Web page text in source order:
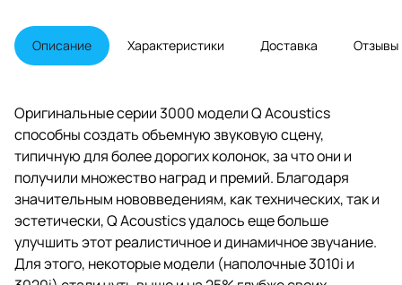
соединяет все инновационные
разработки Concept 500 от
компании, чтобы значительно
качественное обновление для
вашей Hi-Fi системы, либо
компактную полочную акустику
использования в ограниченном
пространстве.
Описание Характеристики Доставка Отзывы
Оригинальные серии 3000 модели Q Acoustics
способны создать объемную звуковую сцену,
типичную для более дорогих колонок, за что они и
получили множество наград и премий. Благодаря
значительным нововведениям, как технических, так и
эстетически, Q Acoustics удалось еще больше
улучшить этот реалистичное и динамичное звучание.
Для этого, некоторые модели (наполочные 3010i и